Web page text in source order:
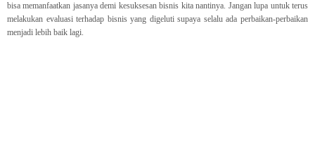
bisa memanfaatkan jasanya demi kesuksesan bisnis kita nantinya. Jangan lupa untuk terus
melakukan evaluasi terhadap bisnis yang digeluti supaya selalu ada perbaikan-perbaikan
menjadi lebih baik lagi.